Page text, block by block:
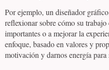
Por ejemplo, un diseñador
reflexionar sobre cómo su
importantes o a mejorar la
enfoque, basado en valores y
motivación y darnos energía